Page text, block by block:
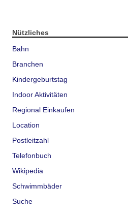
Nützliches
Bahn
Branchen
Kindergeburtstag
Indoor Aktivitäten
Regional Einkaufen
Location
Postleitzahl
Telefonbuch
Wikipedia
Schwimmbäder
Suche